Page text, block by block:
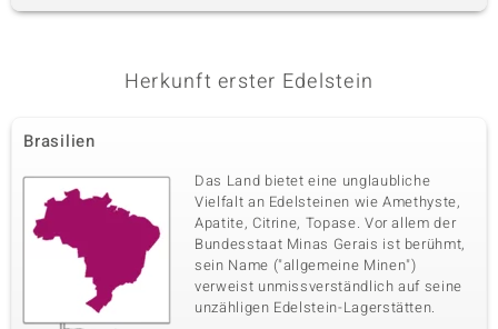
Herkunft erster Edelstein
Brasilien
Das Land bietet eine unglaubliche
Vielfalt an Edelsteinen wie Amethyste,
Apatite, Citrine, Topase. Vor allem der
Bundesstaat Minas Gerais ist berühmt,
sein Name ("allgemeine Minen")
verweist unmissverständlich auf seine
unzähligen Edelstein-Lagerstätten.